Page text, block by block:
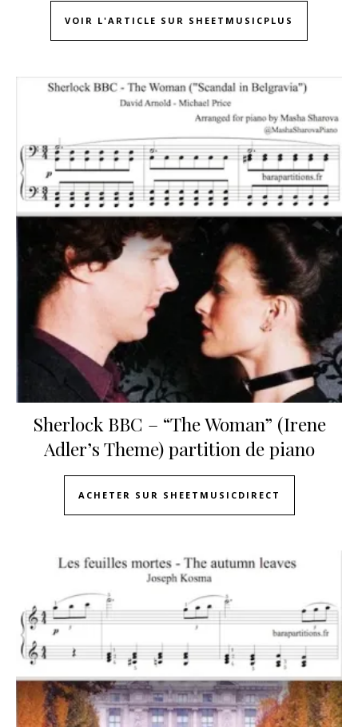
VOIR L'ARTICLE SUR SHEETMUSICPLUS
Sherlock BBC – “The Woman” (Irene
Adler’s Theme) partition de piano
ACHETER SUR SHEETMUSICDIRECT